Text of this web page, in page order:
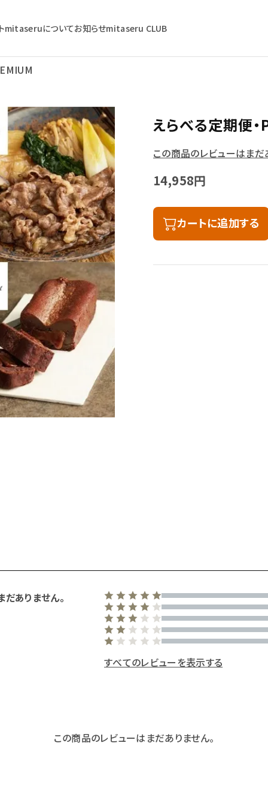
mitaseruについてお知らせmitaseru CLUB
えらべる定期便
この商品のレビューはまだ
14,958円
カートに追加する
ありません。
すべてのレビューを表示する
この商品のレビューはまだありません。